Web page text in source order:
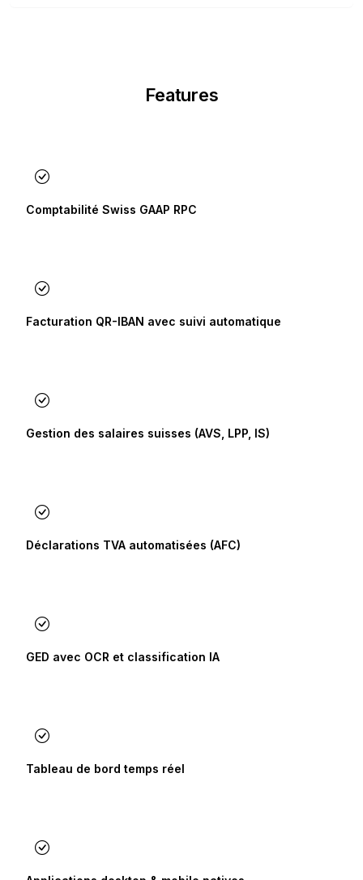
Features
Comptabilité Swiss GAAP RPC
Facturation QR-IBAN avec suivi automatique
Gestion des salaires suisses (AVS, LPP, IS)
Déclarations TVA automatisées (AFC)
GED avec OCR et classification IA
Tableau de bord temps réel